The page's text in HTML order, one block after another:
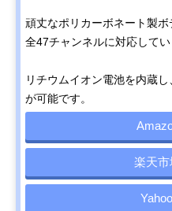
頑丈なポリカーボネート製
全47チャンネルに対応してい
リチウムイオン電池を内蔵
が可能です。
楽天市